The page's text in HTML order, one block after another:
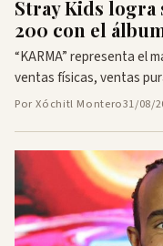
Stray Kids logra
200 con el
“KARMA” representa el
ventas físicas, ventas
Por Xóchitl Montero31/08/